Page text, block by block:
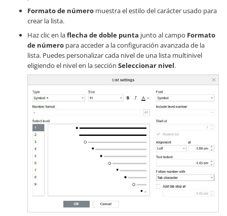
Formato de número muestra el estilo del carácter usado para
crear la lista.
Haz clic en laflecha de doble punta junto al campo Formato
de número para acceder a la configuración avanzada de la
lista. Puedes personalizar cada nivel de una lista multinivel
eligiendo el nivel en la sección Seleccionar nivel.